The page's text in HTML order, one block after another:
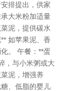
排提出，供家
大米粉加适量
泥，提供碳水
如苹果泥、香
。 午餐：**蛋
，与小米粥或大
泥，增强养
、低脂的婴儿